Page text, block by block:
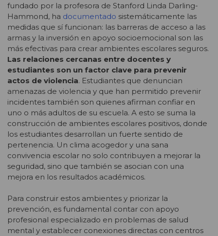
fundado por la profesora de Stanford Linda Darling-
Hammond, ha documentado sistemáticamente las
medidas que sí funcionan: las barreras de acceso a las
armas y la inversión en apoyo socioemocional son las
más efectivas para crear ambientes escolares seguros.
Las relaciones cercanas entre docentes y
estudiantes son un factor clave para prevenir
actos de violencia. Estudiantes que denuncian
amenazas de violencia y que han permitido prevenir
incidentes también son quienes afirman confiar en
uno o más adultos de su escuela. A esto se suma la
construcción de ambientes escolares positivos, donde
los estudiantes desarrollan un fuerte sentido de
pertenencia. Un clima acogedor y una sana
convivencia escolar no solo contribuyen a mejorar la
seguridad, sino que también se asocian con una
mejora en los resultados académicos.
Para construir estos ambientes y priorizar la
prevención, es fundamental contar con apoyo
profesional especializado en problemas de salud
mental y establecer conexiones directas con centros